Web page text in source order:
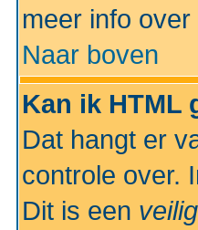
meer info
Naar boven
Kan ik HTML
Dat hangt er
controle over.
Dit is een